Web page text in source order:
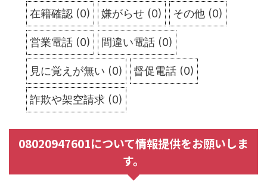
在籍確認 (0) 嫌がらせ (0) その他 (0)
営業電話 (0) 間違い電話 (0)
見に覚えが無い (0) 督促電話 (0)
詐欺や架空請求 (0)
08020947601について情報提供をお願いしま
す。